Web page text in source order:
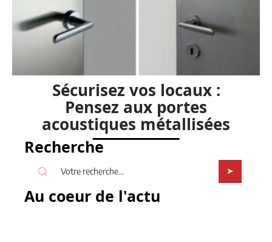
Sécurisez vos locaux :
Pensez aux portes
acoustiques métallisées
Recherche
Au coeur de l'actu